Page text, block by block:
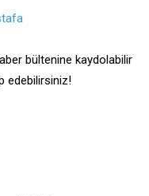
bültenine kaydolabilir
edebilirsiniz!